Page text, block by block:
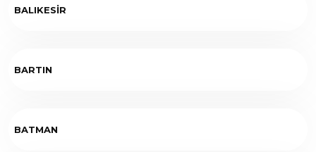
BALIKESİR
BARTIN
BATMAN